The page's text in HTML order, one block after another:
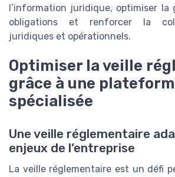
l’information juridique, optimiser la
obligations et renforcer la
juridiques et opérationnels.
Optimiser la veille
grâce à une
spécialisée
Une veille réglementaire
enjeux de l’entreprise
La veille réglementaire est un défi